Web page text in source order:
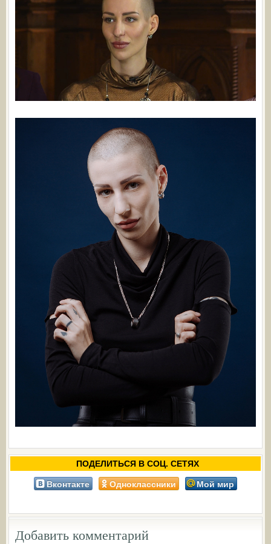
ПОДЕЛИТЬСЯ В СОЦ. СЕТЯХ
Вконтакте Одноклассники Мой мир
Добавить комментарий